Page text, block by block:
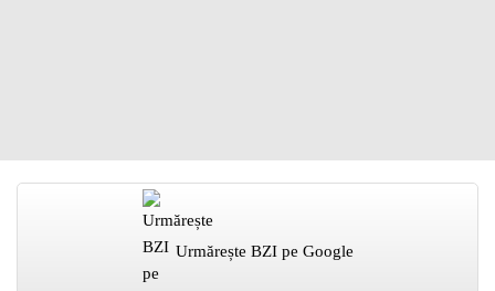
Urmărește BZI pe Google